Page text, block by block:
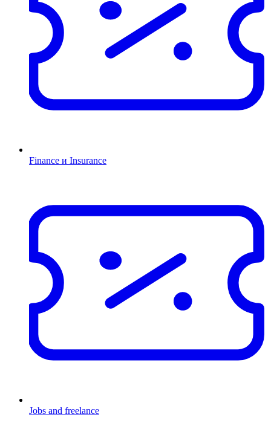
Finance и Insurance
Jobs and freelance